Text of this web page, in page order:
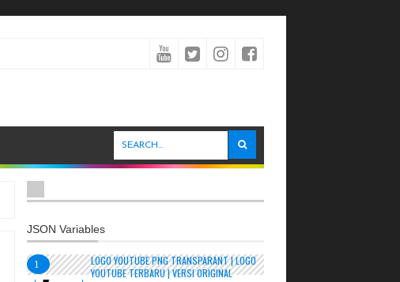
JSON Variables
LOGO YOUTUBE PNG TRANSPARANT | LOGO
YOUTUBE TERBARU | VERSI ORIGINAL